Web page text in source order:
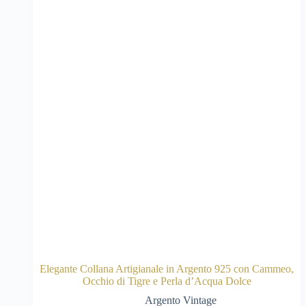
Elegante Collana Artigianale in Argento 925 con Cammeo,
Occhio di Tigre e Perla d’Acqua Dolce
Argento Vintage